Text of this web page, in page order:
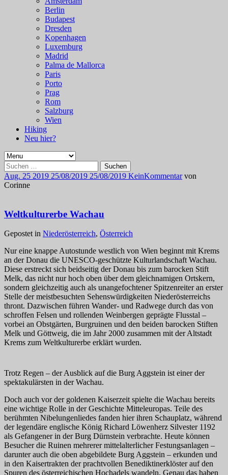
Berlin
Budapest
Dresden
Kopenhagen
Luxemburg
Madrid
Palma de Mallorca
Paris
Porto
Prag
Rom
Salzburg
Wien
Hiking
Neu hier?
Suchen
nach:
Aug. 25 2019 25/08/2019 25/08/2019 KeinKommentar von
Corinne
Weltkulturerbe Wachau
Gepostet in Niederösterreich, Österreich
Nur eine knappe Autostunde westlich von Wien beginnt mit Krems
an der Donau die UNESCO-geschützte Kulturlandschaft Wachau.
Diese erstreckt sich beidseitig der Donau bis zum barocken Stift
Melk, das nicht nur hoch oben über dem gleichnamigen Ortskern,
sondern gleichzeitig auch als unangefochtener Spitzenreiter an erster
Stelle der meistbesuchten Sehenswürdigkeiten Niederösterreichs
thront. Dazwischen führen Wander- und Radwege durch das von
schroffen Felsen und rollenden Weinbergen geprägte Flusstal –
vorbei an Obstgärten, Burgruinen und den beiden barocken Stiften
Melk und Göttweig, die im Jahr 2000 zusammen mit der Altstadt
Krems zum Weltkulturerbe erklärt wurden.
Trotz Regen – der Ausblick auf die Burg Aggstein ist einer der
spektakulärsten in der Wachau.
Doch auch vor der goldenen Kaiserzeit spielte die Wachau bereits
eine wichtige Rolle in der Geschichte Mitteleuropas. Teile des
berühmten Nibelungenliedes fanden hier ihren Schauplatz, während
der legendäre englische König Richard Löwenherz Silvester 1192
als Gefangener in der Burg Dürnstein verbrachte. Heute können
Besucher die Ruinen mehrerer mittelalterlicher Festungsanlagen –
darunter auch die oben abgebildete Burg Aggstein – erkunden und
in den Kaisertrakten der prachtvollen Benediktinerklöster auf den
Spuren des österreichischen Hochadels wandeln. Genau das haben